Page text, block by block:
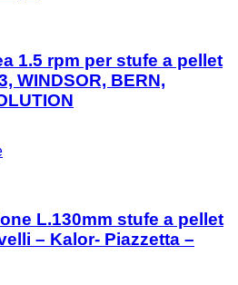
1.5 rpm per stufe a pellet
WINDSOR, BERN,
L.130mm stufe a pellet
– Kalor- Piazzetta –